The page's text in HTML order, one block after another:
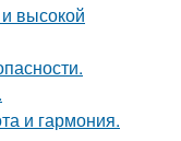
высокой
и гармония.